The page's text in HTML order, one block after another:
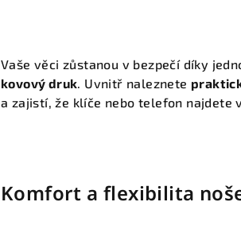
Vaše věci zůstanou v bezpečí díky
kovový druk. Uvnitř naleznete
a zajistí, že klíče nebo telefon najdete
Komfort a flexibilita